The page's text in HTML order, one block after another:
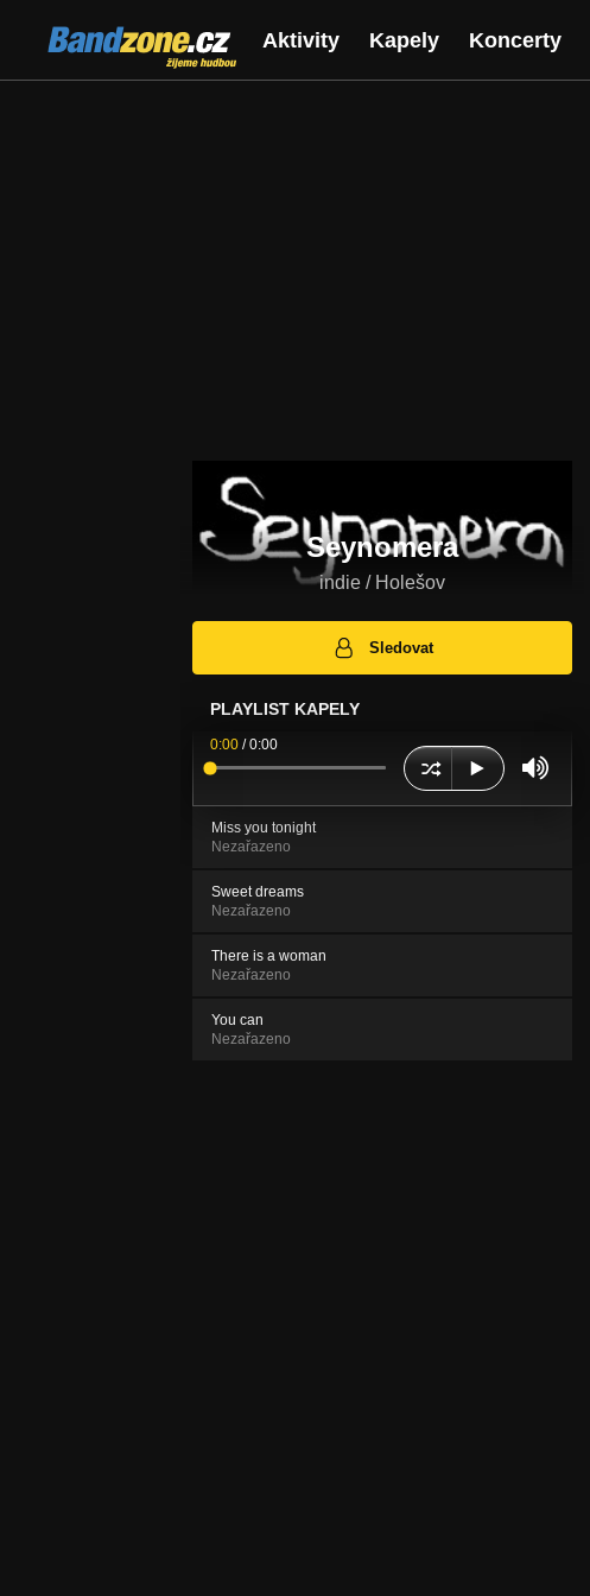
Bandzone.cz
žijeme hudbou
Aktivity Kapely Koncerty
Seynomera
indie / Holešov
Sledovat
PLAYLIST KAPELY
0:00 /0:00
Miss you tonight
Nezařazeno
Sweet dreams
Nezařazeno
There is a woman
Nezařazeno
You can
Nezařazeno